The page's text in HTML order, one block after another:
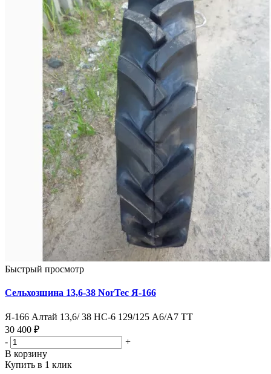
Быстрый просмотр
Сельхозшина 13,6-38 NorTec Я-166
Я-166 Алтай 13,6/ 38 HC-6 129/125 А6/А7 TT
30 400 ₽
-
+
В корзину
Купить в 1 клик